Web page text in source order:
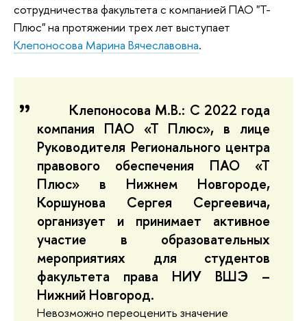
сотрудничества факультета с компанией ПАО "Т-
Плюс" на протяжении трех лет выступает
Клепоносова Марина Вячеславовна.
Клепоносова М.В.: С 2022 года
компания ПАО «Т Плюс», в лице
Руководителя Регионального центра
правового обеспечения ПАО «Т
Плюс» в Нижнем Новгороде,
Коршунова Сергея Сергеевича,
организует и принимает активное
участие в образовательных
мероприятиях для студентов
факультета права НИУ ВШЭ –
Нижний Новгород.
Невозможно переоценить значение